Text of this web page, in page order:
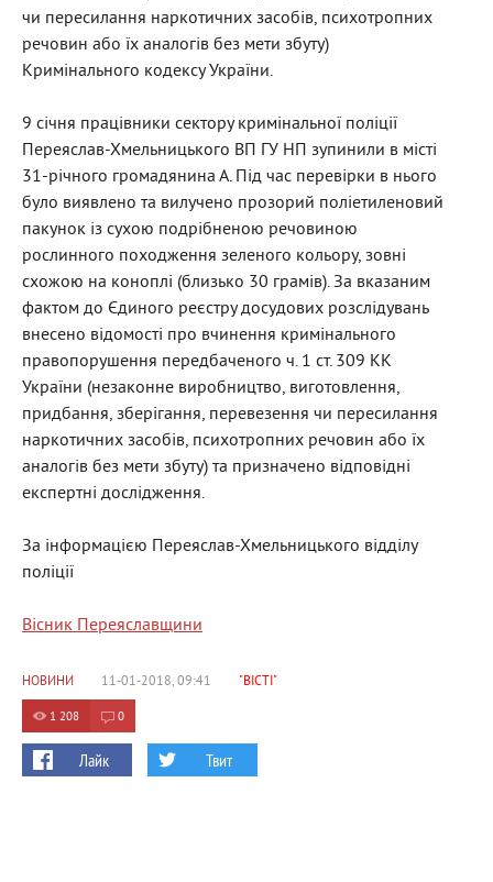
чи пересилання наркотичних засобів, психотропних
речовин або їх аналогів без мети збуту)
Кримінального кодексу України.
9 січня працівники сектору кримінальної поліції
Переяслав-Хмельницького ВП ГУ НП зупинили в місті
31-річного громадянина А. Під час перевірки в нього
було виявлено та вилучено прозорий поліетиленовий
пакунок із сухою подрібненою речовиною
рослинного походження зеленого кольору, зовні
схожою на коноплі (близько 30 грамів). За вказаним
фактом до Єдиного реєстру досудових розслідувань
внесено відомості про вчинення кримінального
правопорушення передбаченого ч. 1 ст. 309 КК
України (незаконне виробництво, виготовлення,
придбання, зберігання, перевезення чи пересилання
наркотичних засобів, психотропних речовин або їх
аналогів без мети збуту) та призначено відповідні
експертні дослідження.
За інформацією Переяслав-Хмельницького відділу
поліції
Вісник Переяславщини
НОВИНИ 11-01-2018, 09:41 "ВІСТІ"
1 208 0
Лайк Твит